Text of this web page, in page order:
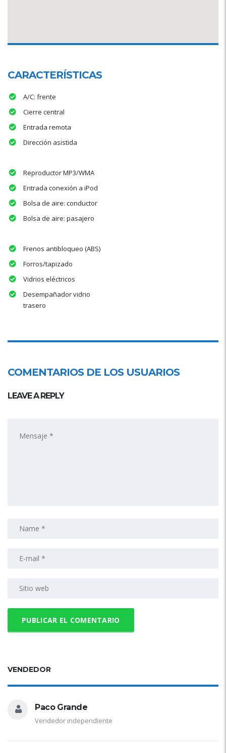
CARACTERÍSTICAS
A/C: frente
Cierre central
Entrada remota
Dirección asistida
Reproductor MP3/WMA
Entrada conexión a iPod
Bolsa de aire: conductor
Bolsa de aire: pasajero
Frenos antibloqueo (ABS)
Forros/tapizado
Vidrios eléctricos
Desempañador vidrio
trasero
COMENTARIOS DE LOS USUARIOS
LEAVE A REPLY
VENDEDOR
Paco Grande
Vendedor independiente